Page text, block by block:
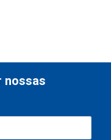
nossas